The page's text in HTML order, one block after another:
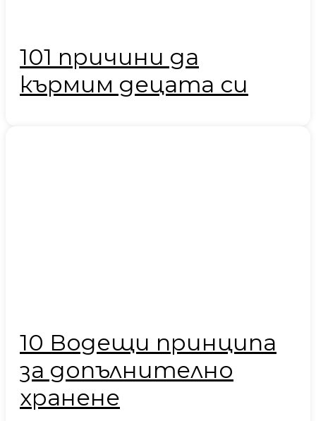
101 причини да
кърмим децата си
10 Водещи принципа
за допълнително
хранене